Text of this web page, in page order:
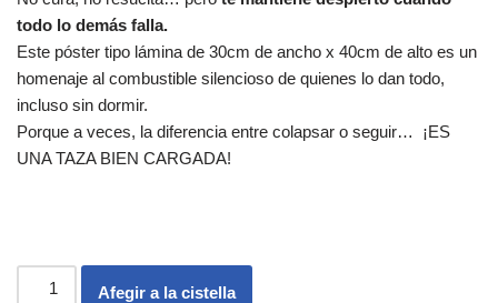
todo lo demás falla.
Este póster tipo lámina de 30cm de ancho x 40cm de alto es un
homenaje al combustible silencioso de quienes lo dan todo,
incluso sin dormir.
Porque a veces, la diferencia entre colapsar o seguir… ¡ES
UNA TAZA BIEN CARGADA!
Afegir a la cistella